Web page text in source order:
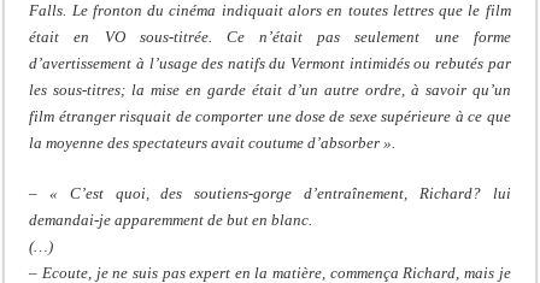
Falls. Le fronton du cinéma indiquait alors en toutes lettres que le film
était en VO sous-titrée. Ce n’était pas seulement une forme
d’avertissement à l’usage des natifs du Vermont intimidés ou rebutés par
les sous-titres; la mise en garde était d’un autre ordre, à savoir qu’un
film étranger risquait de comporter une dose de sexe supérieure à ce que
la moyenne des spectateurs avait coutume d’absorber ».
– « C’est quoi, des soutiens-gorge d’entraînement, Richard? lui
demandai-je apparemment de but en blanc.
(…)
– Ecoute, je ne suis pas expert en la matière, commença Richard, mais je